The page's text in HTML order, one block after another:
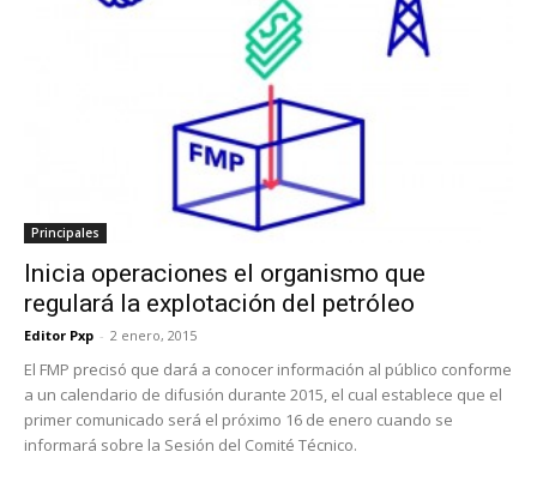
Principales
Inicia operaciones el organismo que
regulará la explotación del petróleo
Editor Pxp - 2 enero, 2015
El FMP precisó que dará a conocer información al público conforme
a un calendario de difusión durante 2015, el cual establece que el
primer comunicado será el próximo 16 de enero cuando se
informará sobre la Sesión del Comité Técnico.